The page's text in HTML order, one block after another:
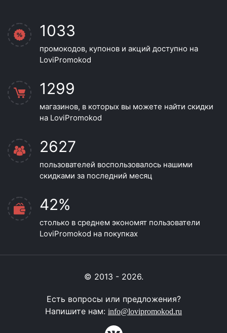
1033
промокодов, купонов и акций доступно на
LoviPromokod
1299
магазинов, в которых вы можете найти скидки
на LoviPromokod
2627
пользователей воспользовалось нашими
скидками за последний месяц
42%
столько в среднем экономят пользователи
LoviPromokod на покупках
© 2013 - 2026.
Есть вопросы или предложения?
Напишите нам: info@lovipromokod.ru